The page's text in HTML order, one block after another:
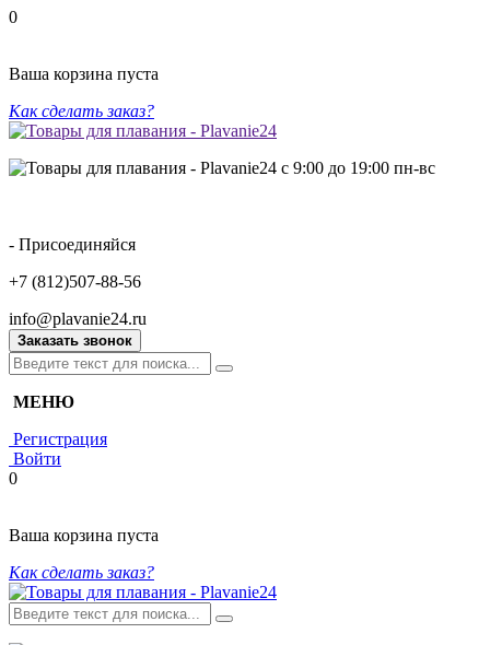
0
Ваша корзина пуста
Как сделать заказ?
с 9:00 до 19:00 пн-вс
- Присоединяйся
+7 (812)507-88-56
info@plavanie24.ru
Заказать звонок
МЕНЮ
Регистрация
Войти
0
Ваша корзина пуста
Как сделать заказ?